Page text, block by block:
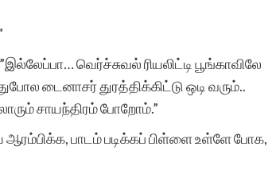
வெர்ச்சுவல் ரியலிட்டி பூங்காவிலே
டைனாசர் துரத்திக்கிட்டு ஒடி வரும்..
சாயந்திரம் போறோம்.”
பாடம் படிக்கப் பிள்ளை உள்ளே போக,